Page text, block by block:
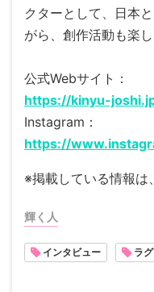
クターとして、日本
がら、創作活動も楽し
公式Webサイト：
https://kinyu-
Instagram：
https://
※掲載している情報は
輝く人
インタビュー ラ